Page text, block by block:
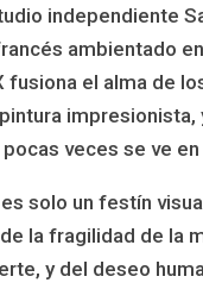
independiente
ambientado
el alma de
impresionista,
veces se ve
solo un festín
la fragilidad de la
y del deseo